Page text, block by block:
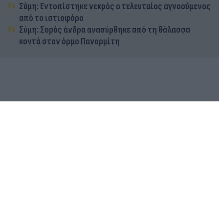
Σύμη: Εντοπίστηκε νεκρός ο τελευταίος αγνοούμενος
από το ιστιοφόρο
Σύμη: Σορός άνδρα ανασύρθηκε από τη θάλασσα
κοντά στον όρμο Πανορμίτη